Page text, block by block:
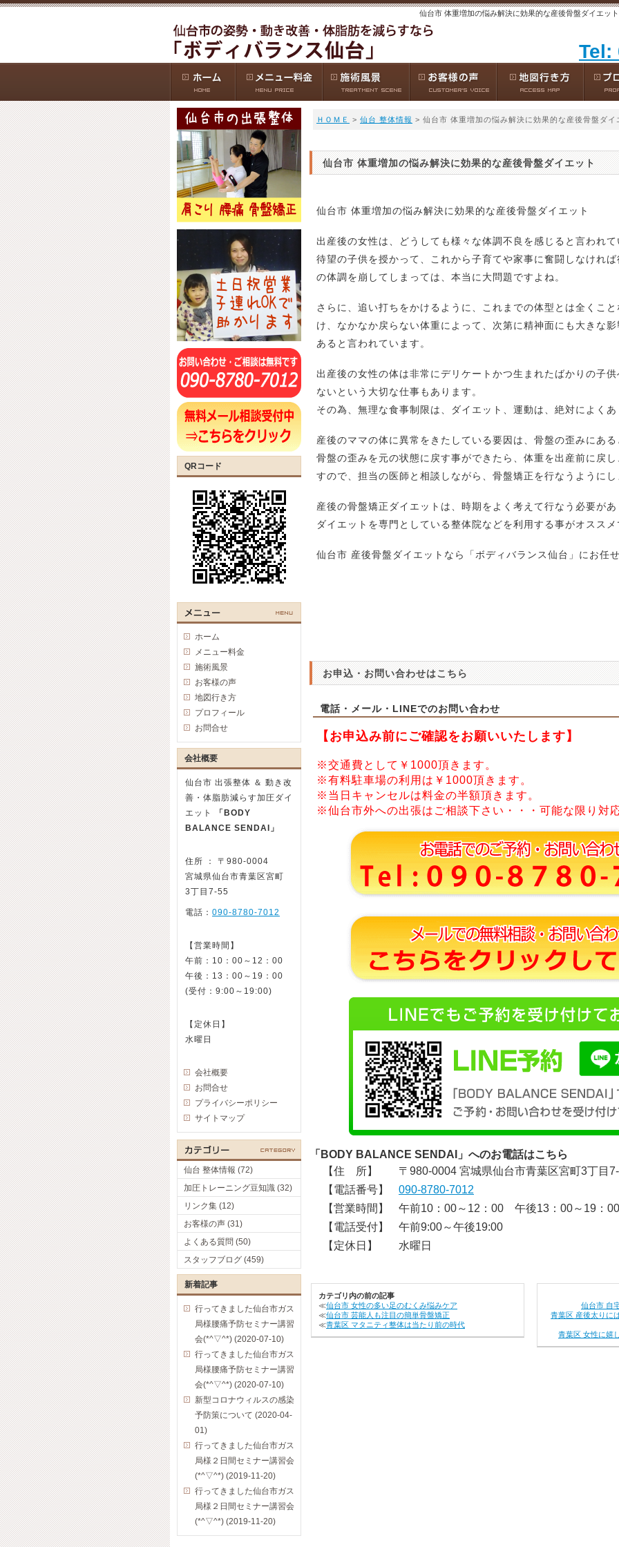
仙台市 体重増加の悩み解決に効果的な産後骨盤ダイエッ
Tel:
ＨＯＭＥ > 仙台 整体情報 > 仙台市 体重増加の悩み解決に効果的な産後骨盤ダイ
仙台市 体重増加の悩み解決に効果的な産後骨盤ダイエット
仙台市 体重増加の悩み解決に効果的な産後骨盤ダイエット
出産後の女性は、どうしても様々な体調不良を感じると言われ
待望の子供を授かって、これから子育てや家事に奮闘しなけれ
の体調を崩してしまっては、本当に大問題ですよね。
さらに、追い打ちをかけるように、これまでの体型とは全くこ
け、なかなか戻らない体重によって、次第に精神面にも大きな
あると言われています。
出産後の女性の体は非常にデリケートかつ生まれたばかりの子
ないという大切な仕事もあります。
その為、無理な食事制限は、ダイエット、運動は、絶対によく
産後のママの体に異常をきたしている要因は、骨盤の歪みにあ
骨盤の歪みを元の状態に戻す事ができたら、体重を出産前に戻
すので、担当の医師と相談しながら、骨盤矯正を行なうように
産後の骨盤矯正ダイエットは、時期をよく考えて行なう必要が
ダイエットを専門としている整体院などを利用する事がオスス
仙台市 産後骨盤ダイエットなら「ボディバランス仙台」にお任
お申込・お問い合わせはこちら
電話・メール・LINEでのお問い合わせ
【お申込み前にご確認をお願いいたします】
※交通費として￥1000頂きます。
※有料駐車場の利用は￥1000頂きます。
※当日キャンセルは料金の半額頂きます。
※仙台市外への出張はご相談下さい・・・可能な限り対
「BODY BALANCE SENDAI」へのお電話はこちら
【住 所】
〒980-0004 宮城県仙台市青葉区宮町3丁目
【電話番号】
090-8780-7012
【営業時間】
午前10：00～12：00 午後13：00～19：00
【電話受付】
午前9:00～午後19:00
【定休日】
水曜日
カテゴリ内の前の記事
≪仙台市 女性の多い足のむくみ悩みケア
≪仙台市 芸能人も注目の簡単骨盤矯正
≪青葉区 マタニティ整体は当たり前の時代
仙台市 自
青葉区 産後太りに
青葉区 女性に嬉
QRコード
ホーム
メニュー料金
施術風景
お客様の声
地図行き方
プロフィール
お問合せ
会社概要
仙台市 出張整体 ＆ 動き改
善・体脂肪減らす加圧ダイ
エット
「BODY
BALANCE SENDAI」
住所 ： 〒980-0004
宮城県仙台市青葉区宮町
3丁目7-55
電話： 090-8780-7012
【営業時間】
午前：10：00～12：00
午後：13：00～19：00
(受付：9:00～19:00)
【定休日】
水曜日
会社概要
お問合せ
プライバシーポリシー
サイトマップ
仙台 整体情報 (72)
加圧トレーニング豆知識 (32)
リンク集 (12)
お客様の声 (31)
よくある質問 (50)
スタッフブログ (459)
新着記事
行ってきました仙台市ガス
局様腰痛予防セミナー講習
会(*^▽^*) (2020-07-10)
行ってきました仙台市ガス
局様腰痛予防セミナー講習
会(*^▽^*) (2020-07-10)
新型コロナウィルスの感染
予防策について (2020-04-
01)
行ってきました仙台市ガス
局様２日間セミナー講習会
(*^▽^*) (2019-11-20)
行ってきました仙台市ガス
局様２日間セミナー講習会
(*^▽^*) (2019-11-20)